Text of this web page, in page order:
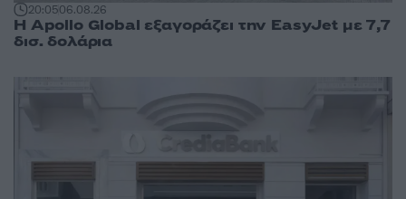
20:0506.08.26
Η Apollo Global εξαγοράζει την EasyJet με 7,7
δισ. δολάρια